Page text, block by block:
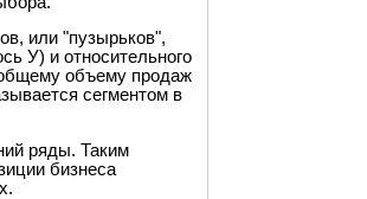
или "пузырьков",
У) и относительного
объему продаж
сегментом в
ряды. Таким
бизнеса